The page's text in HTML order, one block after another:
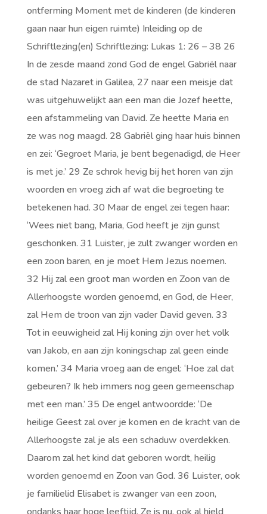
ontferming Moment met de kinderen (de kinderen
gaan naar hun eigen ruimte) Inleiding op de
Schriftlezing(en) Schriftlezing: Lukas 1: 26 – 38 26
In de zesde maand zond God de engel Gabriël naar
de stad Nazaret in Galilea, 27 naar een meisje dat
was uitgehuwelijkt aan een man die Jozef heette,
een afstammeling van David. Ze heette Maria en
ze was nog maagd. 28 Gabriël ging haar huis binnen
en zei: ‘Gegroet Maria, je bent begenadigd, de Heer
is met je.’ 29 Ze schrok hevig bij het horen van zijn
woorden en vroeg zich af wat die begroeting te
betekenen had. 30 Maar de engel zei tegen haar:
‘Wees niet bang, Maria, God heeft je zijn gunst
geschonken. 31 Luister, je zult zwanger worden en
een zoon baren, en je moet Hem Jezus noemen.
32 Hij zal een groot man worden en Zoon van de
Allerhoogste worden genoemd, en God, de Heer,
zal Hem de troon van zijn vader David geven. 33
Tot in eeuwigheid zal Hij koning zijn over het volk
van Jakob, en aan zijn koningschap zal geen einde
komen.’ 34 Maria vroeg aan de engel: ‘Hoe zal dat
gebeuren? Ik heb immers nog geen gemeenschap
met een man.’ 35 De engel antwoordde: ‘De
heilige Geest zal over je komen en de kracht van de
Allerhoogste zal je als een schaduw overdekken.
Daarom zal het kind dat geboren wordt, heilig
worden genoemd en Zoon van God. 36 Luister, ook
je familielid Elisabet is zwanger van een zoon,